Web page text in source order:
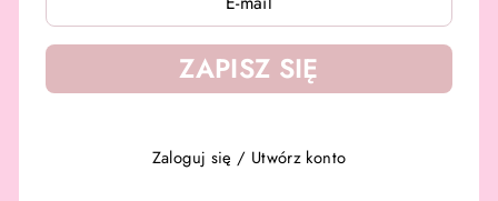
ZAPISZ SIĘ
Zaloguj się / Utwórz konto